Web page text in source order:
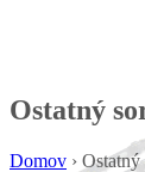
Ostatný
Domov › Ostatný